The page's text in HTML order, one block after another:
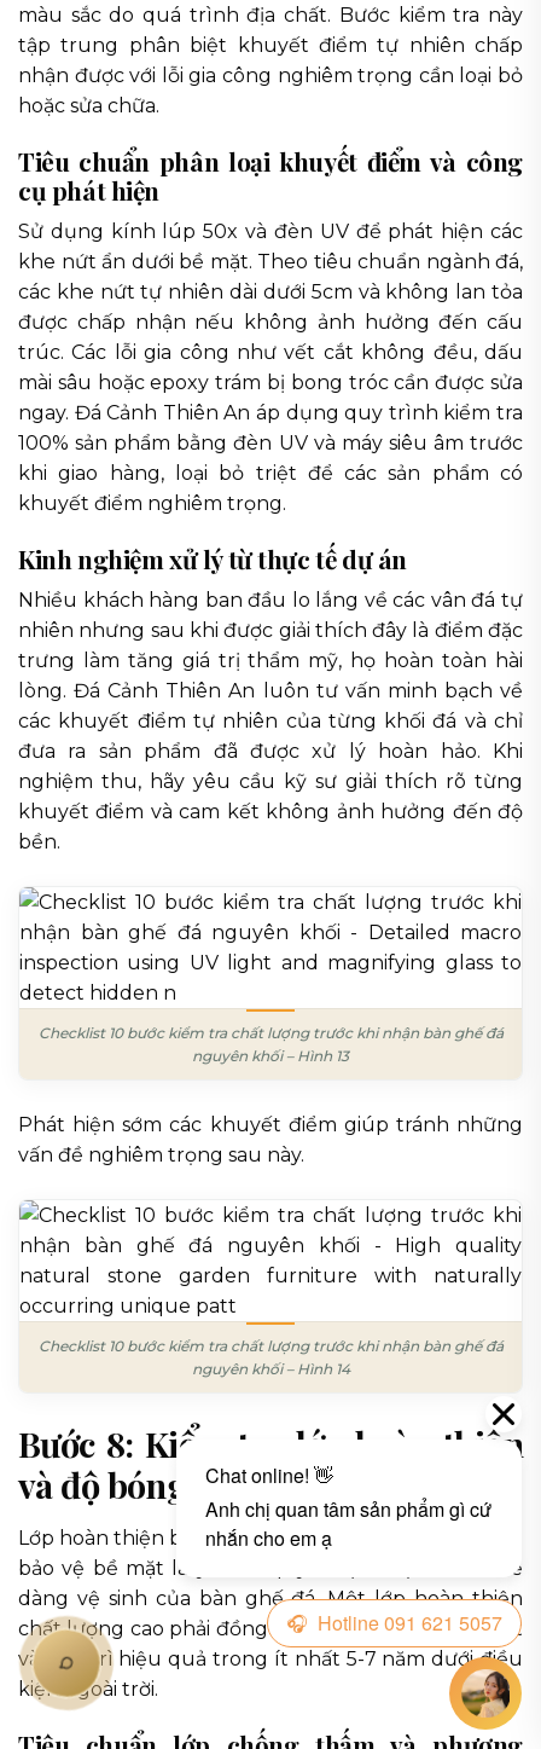
màu sắc do quá trình địa chất. Bước kiểm tra này
tập trung phân biệt khuyết điểm tự nhiên chấp
nhận được với lỗi gia công nghiêm trọng cần loại bỏ
hoặc sửa chữa.
Tiêu chuẩn phân loại khuyết điểm và công
cụ phát hiện
Sử dụng kính lúp 50x và đèn UV để phát hiện các
khe nứt ẩn dưới bề mặt. Theo tiêu chuẩn ngành đá,
các khe nứt tự nhiên dài dưới 5cm và không lan tỏa
được chấp nhận nếu không ảnh hưởng đến cấu
trúc. Các lỗi gia công như vết cắt không đều, dấu
mài sâu hoặc epoxy trám bị bong tróc cần được sửa
ngay. Đá Cảnh Thiên An áp dụng quy trình kiểm tra
100% sản phẩm bằng đèn UV và máy siêu âm trước
khi giao hàng, loại bỏ triệt để các sản phẩm có
khuyết điểm nghiêm trọng.
Kinh nghiệm xử lý từ thực tế dự án
Nhiều khách hàng ban đầu lo lắng về các vân đá tự
nhiên nhưng sau khi được giải thích đây là điểm đặc
trưng làm tăng giá trị thẩm mỹ, họ hoàn toàn hài
lòng. Đá Cảnh Thiên An luôn tư vấn minh bạch về
các khuyết điểm tự nhiên của từng khối đá và chỉ
đưa ra sản phẩm đã được xử lý hoàn hảo. Khi
nghiệm thu, hãy yêu cầu kỹ sư giải thích rõ từng
khuyết điểm và cam kết không ảnh hưởng đến độ
bền.
Checklist 10 bước kiểm tra chất lượng trước khi nhận bàn ghế đá
nguyên khối – Hình 13
Phát hiện sớm các khuyết điểm giúp tránh những
vấn đề nghiêm trọng sau này.
Checklist 10 bước kiểm tra chất lượng trước khi nhận bàn ghế đá
nguyên khối – Hình 14
Bước 8: Kiểm tra lớp hoàn thiện
và độ bóng bề mặt
Lớp hoàn thiện bao gồm đánh bóng, chống thấm và
bảo vệ bề mặt là yếu tố quyết định độ bền và dễ
dàng vệ sinh của bàn ghế đá. Một lớp hoàn thiện
chất lượng cao phải đồng đều, không để lại dấu vết
và duy trì hiệu quả trong ít nhất 5-7 năm dưới điều
kiện ngoài trời.